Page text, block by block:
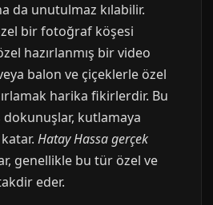
da unutulmaz kılabilir.
bir fotoğraf köşesi
hazırlanmış bir video
balon ve çiçeklerle özel
harika fikirlerdir. Bu
kutlamaya
Hatay Hassa gerçek
genellikle bu tür özel ve
eder.